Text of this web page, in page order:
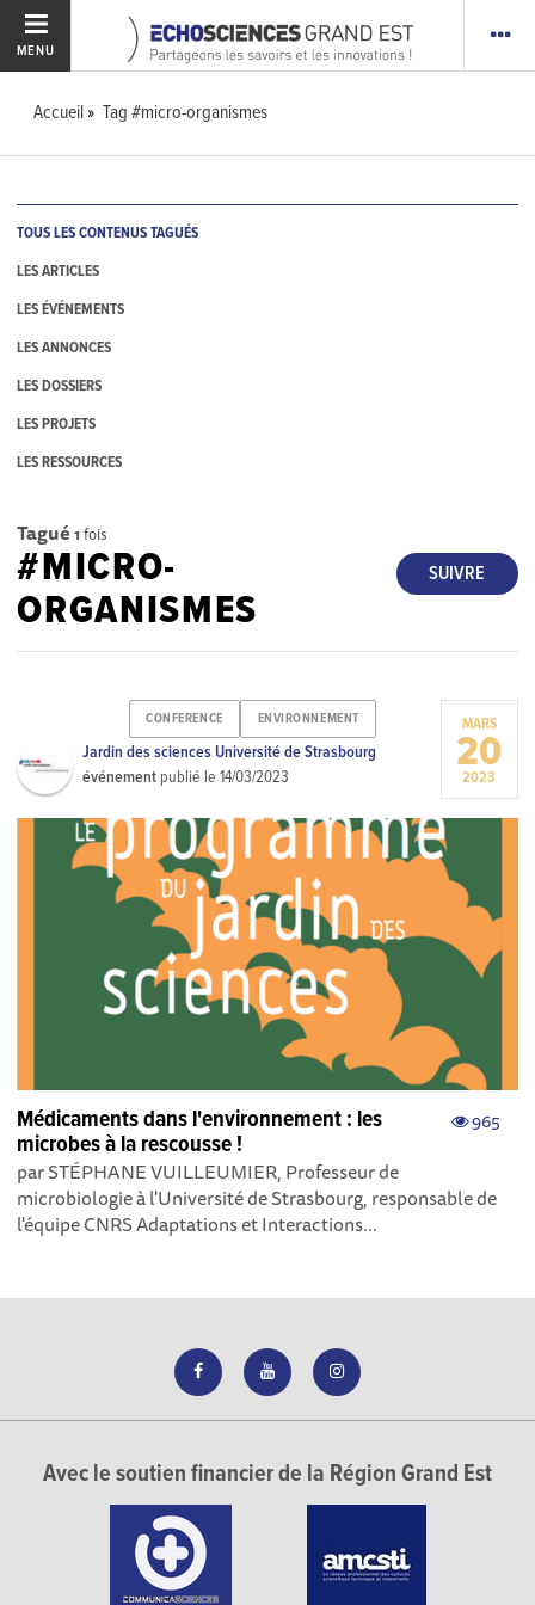
MENU
Accueil Tag #micro-organismes
TOUS LES CONTENUS TAGUÉS
LES ARTICLES
LES ÉVÉNEMENTS
LES ANNONCES
LES DOSSIERS
LES PROJETS
LES RESSOURCES
Tagué 1 fois
SUIVRE
#MICRO-
ORGANISMES
CONFERENCE ENVIRONNEMENT
Jardin des sciences Université de Strasbourg
événement publié le14/03/2023
MARS
20
2023
965
Médicaments dans l'environnement : les
microbes à la rescousse !
par STÉPHANE VUILLEUMIER, Professeur de
microbiologie à l'Université de Strasbourg, responsable de
l'équipe CNRS Adaptations et Interactions...
Avec le soutien financier de la Région Grand Est